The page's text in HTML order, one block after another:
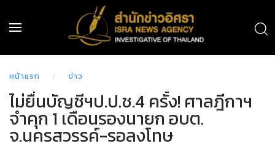
หน้าแรก ข่าว
ไม่ยื่นบัญชีฯป.ป.ช.4 ครั้ง! ศาลฎีกาฯ
จำคุก 1 เดือนรองนายก อบต.
จ.นครสวรรค์-รอลงโทษ